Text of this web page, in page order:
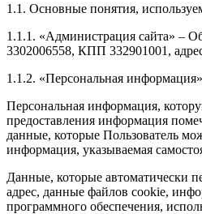
1.1. Основные понятия,
1.1.1. «Администрация сайта» –
3302006558, КПП 332901001,
1.1.2. «Персональная
Персональная информация,
предоставления информация
данные, которые Пользователь
информация, указываемая
Данные, которые автоматически
адрес, данные файлов cookie,
программного обеспечения,